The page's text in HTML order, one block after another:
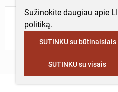
Turite daugiau informacijos
Parašykite mums!
Sužinokite daugiau apie
politiką.
SUTINKU su būtinaisiais
SUTINKU su visais